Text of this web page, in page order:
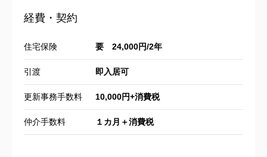
経費・契約
住宅保険 要 24,000円/2年
引渡 即入居可
更新事務手数料 10,000円+消費税
仲介手数料 １カ月＋消費税